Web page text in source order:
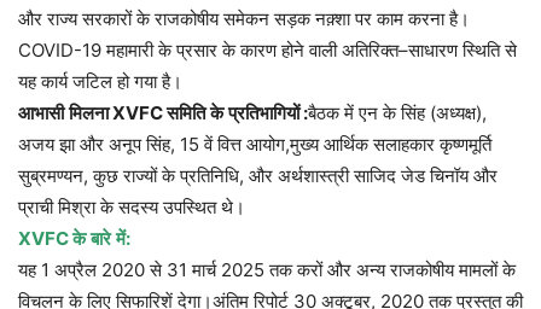
और राज्य सरकारों के राजकोषीय समेकन सड़क नक़्शा पर काम करना है।
COVID-19महामारी के प्रसार के कारण होने वाली अतिरिक्त–साधारण स्थिति से
यह कार्य जटिल हो गया है।
आभासी मिलनाXVFCसमिति के प्रतिभागियों:बैठक में एन के सिंह(अध्यक्ष),
अजय झा और अनूप सिंह, 15वें वित्त आयोग,मुख्य आर्थिक सलाहकार कृष्णमूर्ति
सुब्रमण्यन,कुछ राज्यों के प्रतिनिधि, और अर्थशास्त्री साजिद जेड चिनॉय और
प्राची मिश्रा के सदस्य उपस्थित थे।
XVFCके बारे में:
यह1 अप्रैल 2020से31मार्च2025तक करों और अन्य राजकोषीय मामलों के
विचलन के लिए सिफारिशें देगा।अंतिम रिपोर्ट 30 अक्टूबर, 2020तक प्रस्तुत की